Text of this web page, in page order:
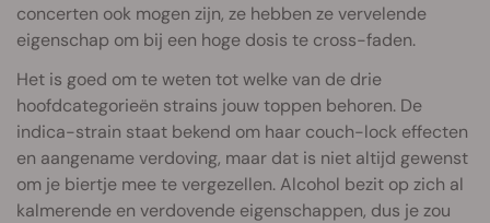
concerten ook mogen zijn, ze hebben ze vervelende
eigenschap om bij een hoge dosis te cross-faden.
Het is goed om te weten tot welke van de drie
hoofdcategorieën strains jouw toppen behoren. De
indica-strain staat bekend om haar couch-lock effecten
en aangename verdoving, maar dat is niet altijd gewenst
om je biertje mee te vergezellen. Alcohol bezit op zich al
kalmerende en verdovende eigenschappen, dus je zou